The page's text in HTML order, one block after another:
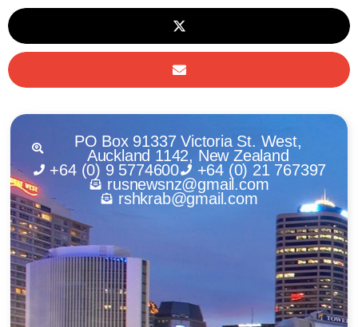
PO Box 91337 Victoria St. West,
Auckland 1142, New Zealand
+64 (0) 9 5774600
+64 (0) 21 767397
rusnewsnz@gmail.com
rshkrab@gmail.com